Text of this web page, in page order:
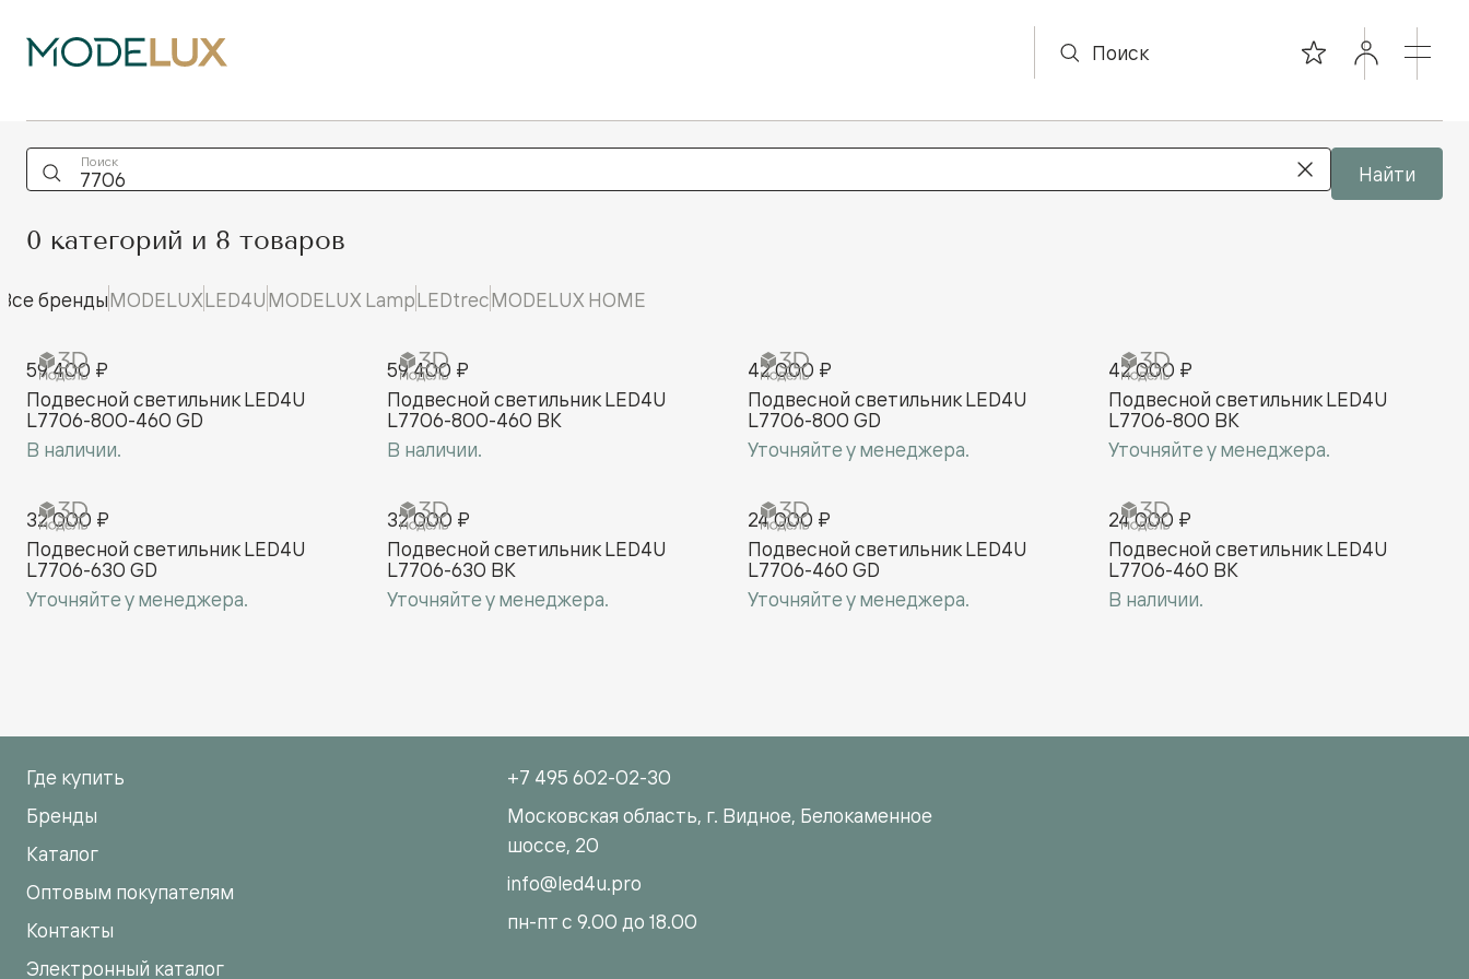
Поиск
Найти
0 категорий и 8 товаров
Все брендыMODELUXLED4UMODELUX LampLEDtrecMODELUX HOME
59 400 ₽
Подвесной cветильник LED4U
L7706-800-460 GD
В наличии.
59 400 ₽
Подвесной cветильник LED4U
L7706-800-460 BK
В наличии.
42 000 ₽
Подвесной cветильник LED4U
L7706-800 GD
Уточняйте у менеджера.
42 000 ₽
Подвесной cветильник LED4U
L7706-800 BK
Уточняйте у менеджера.
32 000 ₽
Подвесной cветильник LED4U
L7706-630 GD
Уточняйте у менеджера.
32 000 ₽
Подвесной cветильник LED4U
L7706-630 BK
Уточняйте у менеджера.
24 000 ₽
Подвесной cветильник LED4U
L7706-460 GD
Уточняйте у менеджера.
24 000 ₽
Подвесной cветильник LED4U
L7706-460 BK
В наличии.
Где купить
Бренды
Каталог
Оптовым покупателям
Контакты
Электронный каталог
+7 495 602-02-30
Московская область, г. Видное, Белокаменное
шоссе, 20
info@led4u.pro
пн-пт с 9.00 до 18.00